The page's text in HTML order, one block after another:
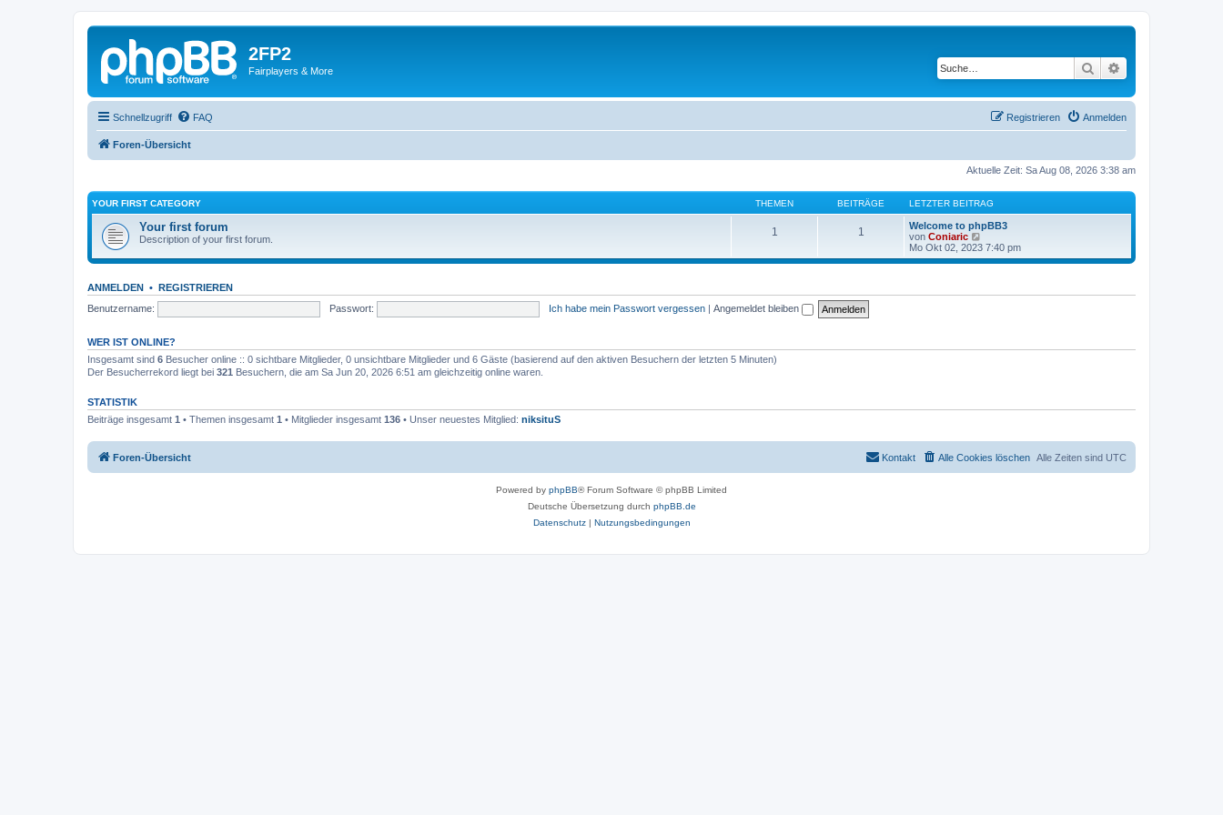
2FP2
Fairplayers & More Suche
Schnellzugriff FAQ Anmelden
Registrieren
Foren-Übersicht
Aktuelle Zeit: Sa Aug 08, 2026 3:38 am
YOUR FIRST CATEGORY THEMEN BEITRÄGE LETZTER BEITRAG
Your first forum
Description of your first forum.
1 1
Welcome to phpBB3
von Coniaric
e
u
Mo Okt 02, 2023 7:40 pm
ANMELDEN • REGISTRIEREN
Benutzername:
Passwort: Ich habe mein Passwort vergessen | Angemeldet bleiben
WER IST ONLINE?
Insgesamt sind 6 Besucher online :: 0 sichtbare Mitglieder, 0 unsichtbare Mitglieder und 6 Gäste (basierend auf den aktiven Besuchern der letzten 5 Minuten)
Der Besucherrekord liegt bei 321 Besuchern, die am Sa Jun 20, 2026 6:51 am gleichzeitig online waren.
STATISTIK
Beiträge insgesamt 1 • Themen insgesamt 1 • Mitglieder insgesamt 136 • Unser neuestes Mitglied: niksituS
Foren-Übersicht Alle Zeiten sind UTC
Alle Cookies löschen
Kontakt
Powered by phpBB® Forum Software © phpBB Limited
Deutsche Übersetzung durch phpBB.de
Datenschutz| Nutzungsbedingungen